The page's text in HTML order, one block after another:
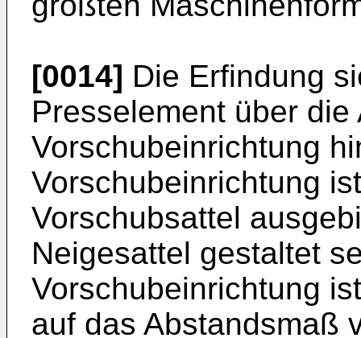
[0014] Die Erfindung
Presselement über
Vorschubeinrichtung
Vorschubeinrichtung
Vorschubsattel
Neigesattel gestaltet
Vorschubeinrichtung
auf das Abstandsmaß